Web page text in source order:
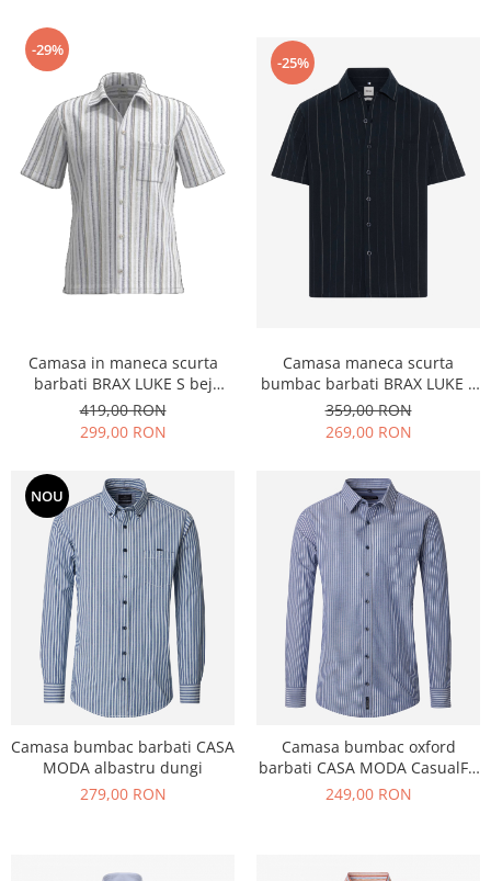
-29%
Camasa in maneca scurta
barbati BRAX LUKE S bej
dungulite
419,00 RON
299,00 RON
-25%
Camasa maneca scurta
bumbac barbati BRAX LUKE S
bleumarin dungulite
359,00 RON
269,00 RON
NOU
Camasa bumbac barbati CASA
MODA albastru dungi
279,00 RON
Camasa bumbac oxford
barbati CASA MODA CasualFit
dungulite albastru
249,00 RON